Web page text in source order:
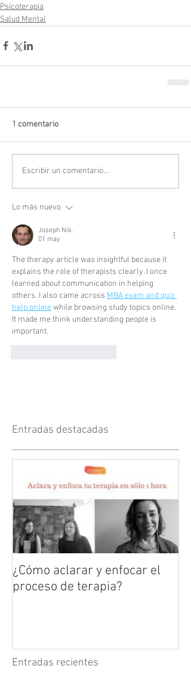
Psicoterapia
Salud Mental
1 comentario
Escribir un comentario...
Lo más nuevo
Joseph Nik.
01 may
The therapy article was insightful because it
explains the role of therapists clearly. I once
learned about communication in helping
others. I also came across MBA exam and quiz
help online while browsing study topics online.
It made me think understanding people is
important.
Entradas destacadas
¿Cómo aclarar y enfocar el
proceso de terapia?
Entradas recientes